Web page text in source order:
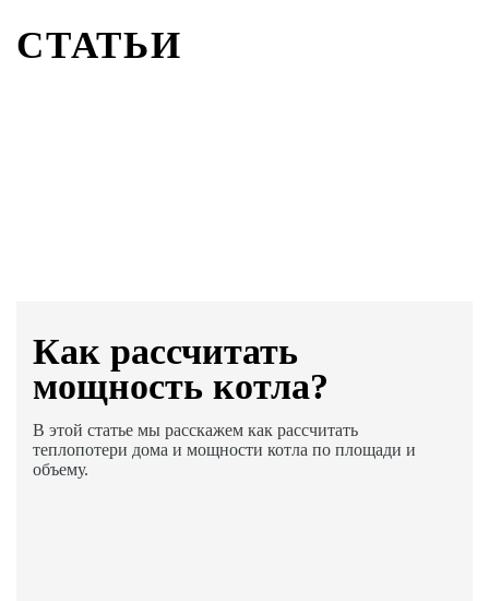
СТАТЬИ
Как раcсчитать
мощность котла?
В этой статье мы расскажем как рассчитать
теплопотери дома и мощности котла по площади и
объему.